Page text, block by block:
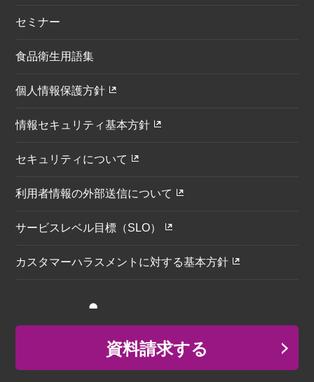
資料請求する
セミナー
食品衛生用語集
個人情報保護方針
情報セキュリティ基本方針
セキュリティについて
利用者情報の外部送信について
サービスレベル目標（SLO）
カスタマーハラスメントに対する基本方針
© Infomart Corporation